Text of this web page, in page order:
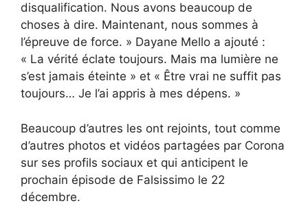
disqualification. Nous avons beaucoup de
choses à dire. Maintenant, nous sommes à
l’épreuve de force. » Dayane Mello a ajouté :
« La vérité éclate toujours. Mais ma lumière ne
s’est jamais éteinte » et « Être vrai ne suffit pas
toujours… Je l’ai appris à mes dépens. »
Beaucoup d’autres les ont rejoints, tout comme
d’autres photos et vidéos partagées par Corona
sur ses profils sociaux et qui anticipent le
prochain épisode de Falsissimo le 22
décembre.